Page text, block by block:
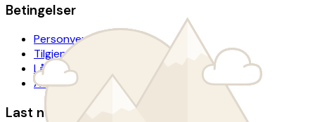
Betingelser
Personvern
Tilgjengelighetserklæring
Lånevilkår
Avtalevilkår donasjon
Last ned BUA-appen